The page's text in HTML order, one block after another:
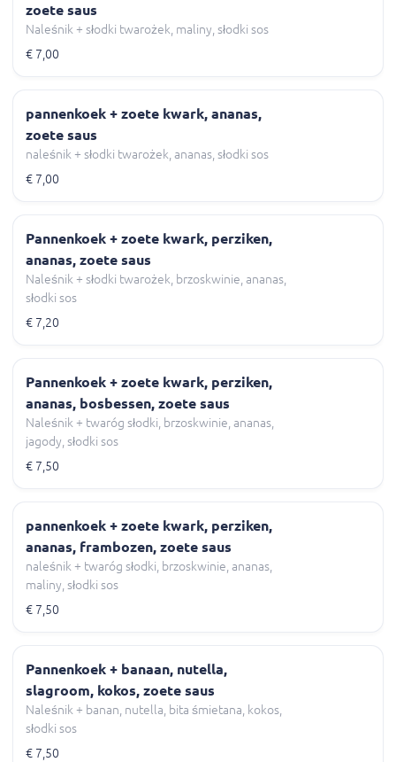
zoete saus
Naleśnik + słodki twarożek, maliny, słodki sos
€ 7,00
pannenkoek + zoete kwark, ananas,
zoete saus
naleśnik + słodki twarożek, ananas, słodki sos
€ 7,00
Pannenkoek + zoete kwark, perziken,
ananas, zoete saus
Naleśnik + słodki twarożek, brzoskwinie, ananas,
słodki sos
€ 7,20
Pannenkoek + zoete kwark, perziken,
ananas, bosbessen, zoete saus
Naleśnik + twaróg słodki, brzoskwinie, ananas,
jagody, słodki sos
€ 7,50
pannenkoek + zoete kwark, perziken,
ananas, frambozen, zoete saus
naleśnik + twaróg słodki, brzoskwinie, ananas,
maliny, słodki sos
€ 7,50
Pannenkoek + banaan, nutella,
slagroom, kokos, zoete saus
Naleśnik + banan, nutella, bita śmietana, kokos,
słodki sos
€ 7,50